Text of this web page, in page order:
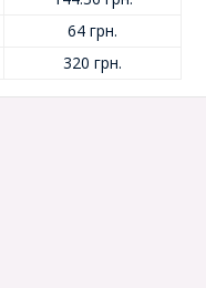
64 грн.
320 грн.